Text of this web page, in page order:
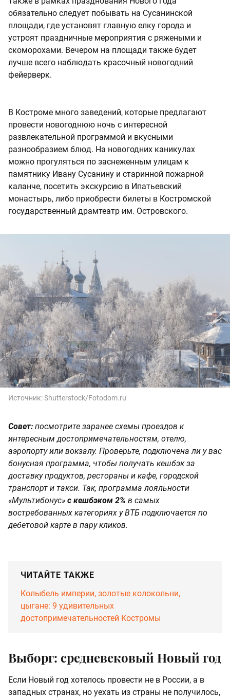
обязательно следует побывать на Сусанинской
площади, где установят главную елку города и
устроят праздничные мероприятия с ряжеными и
скоморохами. Вечером на площади также будет
лучше всего наблюдать красочный новогодний
фейерверк.
В Костроме много заведений, которые предлагают
провести новогоднюю ночь с интересной
развлекательной программой и вкусными
разнообразием блюд. На новогодних каникулах
можно прогуляться по заснеженным улицам к
памятнику Ивану Сусанину и старинной пожарной
каланче, посетить экскурсию в Ипатьевский
монастырь, либо приобрести билеты в Костромской
государственный драмтеатр им. Островского.
Источник:Shutterstock/Fotodom.ru
Совет: посмотрите заранее схемы проездов к
интересным достопримечательностям, отелю,
аэропорту или вокзалу. Проверьте, подключена ли у вас
бонусная программа, чтобы получать кешбэк за
доставку продуктов, рестораны и кафе, городской
транспорт и такси. Так, программа лояльности
«Мультибонус» с кешбэком 2% в самых
востребованных категориях у ВТБ подключается по
дебетовой карте в пару кликов.
ЧИТАЙТЕ ТАКЖЕ
Колыбель империи, золотые колокольни,
цыгане: 9 удивительных
достопримечательностей Костромы
Выборг: средневековый Новый год
Если Новый год хотелось провести не в России, а в
западных странах, но уехать из страны не получилось,